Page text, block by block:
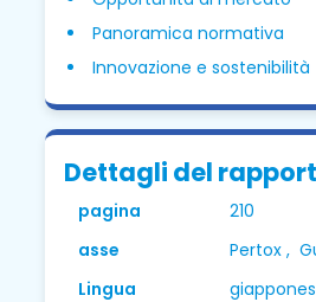
Panoramica normativa
Innovazione e sostenibilità
Dettagli del
pagina
210
asse
Pertox ,
Lingua